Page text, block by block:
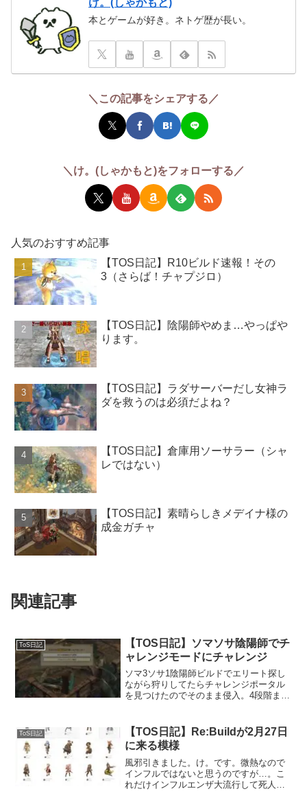
け。(しゃかもと)
本とゲームが好き。ネトゲ歴が長い。
＼この記事をシェアする／
＼け。(しゃかもと)をフォローする／
人気のおすすめ記事
【TOS日記】R10ビルド速報！その
3（さらば！チャプジロ）
【TOS日記】陰陽師やめま…やっぱや
ります。
【TOS日記】ラダサーバーだし女神ラ
ダを救うのは必須だよね？
【TOS日記】倉庫用ソーサラー（シャ
レではない）
【TOS日記】素晴らしきメデイナ様の
成金ガチャ
関連記事
ToS日記
【TOS日記】ソマソサ陰陽師でチ
ャレンジモードにチャレンジ
ソマ3ソサ1陰陽師ビルドでエリート探し
ながら狩りしてたらチャレンジポータル
を見つけたのでそのまま侵入。4段階まで
にました。フロスターロッドカードはや
っぱ装備した方が良...
ToS日記
【TOS日記】Re:Buildが2月27日
に来る模様
風邪引きました。け。です。微熱なので
インフルではないと思うのですが…。こ
れだけインフルエンザ大流行して死人も